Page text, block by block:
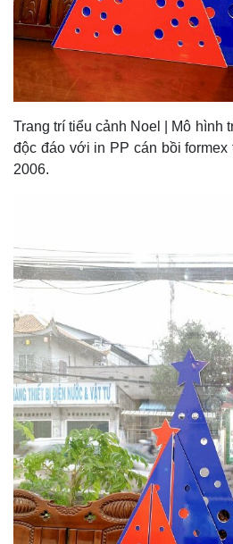
Trang trí tiểu cảnh Noel | Mô hình
độc đáo với in PP cán bồi
2006.